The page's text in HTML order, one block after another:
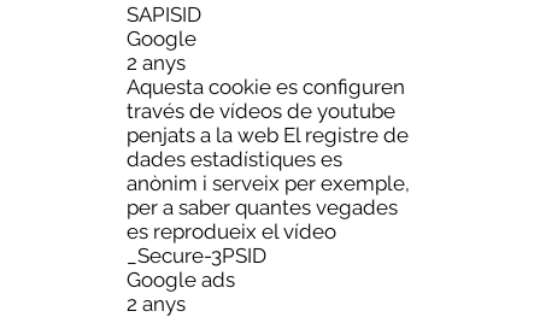
SAPISID
Google
2 anys
Aquesta cookie es configuren
través de vídeos de youtube
penjats a la web El registre de
dades estadístiques es
anònim i serveix per exemple,
per a saber quantes vegades
es reprodueix el vídeo
_Secure-3PSID
Google ads
2 anys